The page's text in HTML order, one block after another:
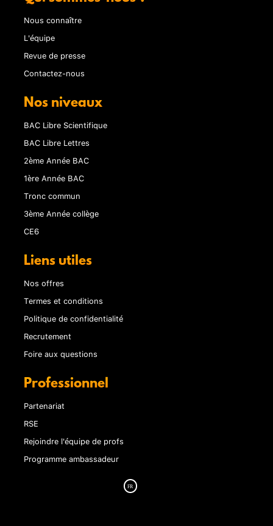
Nous connaître
L'équipe
Revue de presse
Contactez-nous
Nos niveaux
BAC Libre Scientifique
BAC Libre Lettres
2ème Année BAC
1ère Année BAC
Tronc commun
3ème Année collège
CE6
Liens utiles
Nos offres
Termes et conditions
Politique de confidentialité
Recrutement
Foire aux questions
Professionnel
Partenariat
RSE
Rejoindre l'équipe de profs
Programme ambassadeur